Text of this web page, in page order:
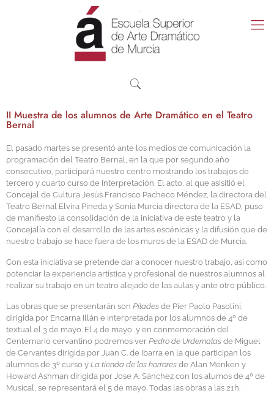
II Muestra de los alumnos de Arte Dramático en el Teatro
Bernal
El pasado martes se presentó ante los medios de comunicación la
programación del Teatro Bernal, en la que por segundo año
consecutivo, participará nuestro centro mostrando los trabajos de
tercero y cuarto curso de Interpretación. El acto, al que asisitió el
Concejal de Cultura Jesús Francisco Pacheco Méndez, la directora del
Teatro Bernal Elvira Pineda y Sonia Murcia directora de la ESAD, puso
de manifiesto la consolidación de la iniciativa de este teatro y la
Concejalía con el desarrollo de las artes escénicas y la difusión que de
nuestro trabajo se hace fuera de los muros de la ESAD de Murcia.
Con esta iniciativa se pretende dar a conocer nuestro trabajo, así como
potenciar la experiencia artística y profesional de nuestros alumnos al
realizar su trabajo en un teatro alejado de las aulas y ante otro público.
Las obras que se presentarán son Pílades de Pier Paolo Pasolini,
dirigida por Encarna Illán e interpretada por los alumnos de 4º de
textual el 3 de mayo. El 4 de mayo y en conmemoración del
Centernario cervantino podremos ver Pedro de Urdemalas de Miguel
de Cervantes dirigida por Juan C. de Ibarra en la que participan los
alumnos de 3º curso y La tienda de los horrores de Alan Menken y
Howard Ashman dirigida por Jose A. Sánchez con los alumos de 4º de
Musical, se representará el 5 de mayo. Todas las obras a las 21h.